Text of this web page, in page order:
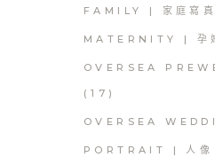
FAMILY | 家庭寫真
MATERNITY | 孕
OVERSEA
(17)
OVERSEA
PORTRAIT | 人像